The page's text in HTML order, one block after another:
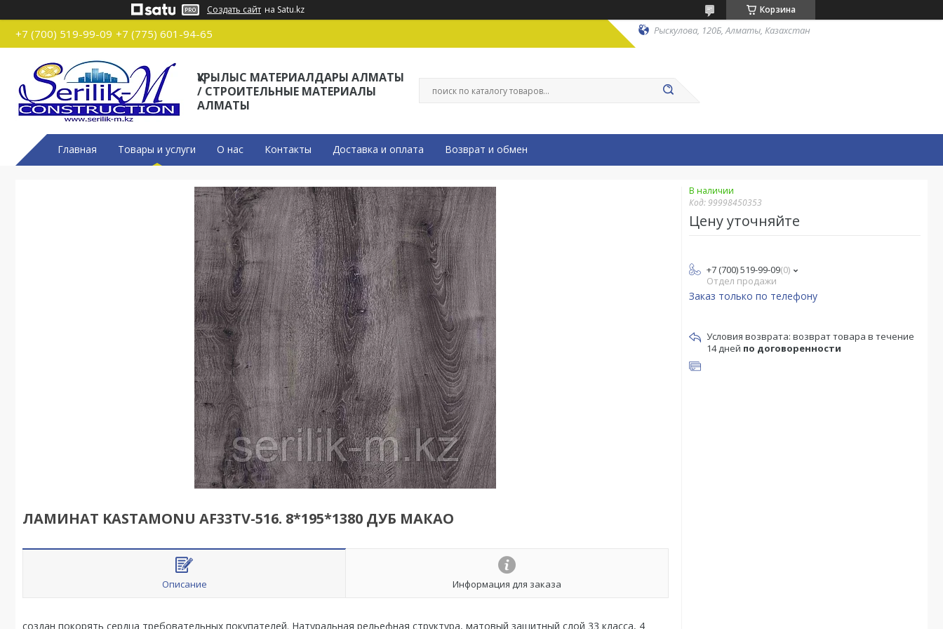
Создать сайт на Satu.kz Корзина
+7 (700) 519-99-09 +7 (775) 601-94-65 Рыскулова, 120Б, Алматы, Казахстан
ҚҰРЫЛЫС МАТЕРИАЛДАРЫ АЛМАТЫ
/ СТРОИТЕЛЬНЫЕ МАТЕРИАЛЫ
АЛМАТЫ
Главная Товары и услуги О нас Контакты Доставка и оплата Возврат и обмен
ЛАМИНАТ KASTAMONU AF33TV-516. 8*195*1380 ДУБ МАКАО
Описание Информация для заказа
создан покорять сердца требовательных покупателей. Натуральная рельефная структура, матовый защитный слой 33 класса, 4
В наличии
Код:99998450353
Цену уточняйте
+7 (700) 519-99-09 0
Отдел продажи
Заказ только по телефону
возврат товара в течение
14 дней по договоренности